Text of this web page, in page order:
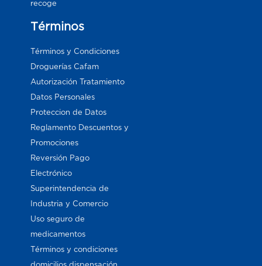
recoge
Términos
Términos y Condiciones
Droguerías Cafam
Autorización Tratamiento
Datos Personales
Proteccion de Datos
Reglamento Descuentos y
Promociones
Reversión Pago
Electrónico
Superintendencia de
Industria y Comercio
Uso seguro de
medicamentos
Términos y condiciones